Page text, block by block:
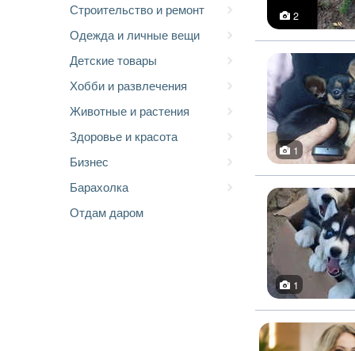
Строительство и ремонт
Одежда и личные вещи
Детские товары
Хобби и развлечения
Животные и растения
Здоровье и красота
Бизнес
Барахолка
Отдам даром
2
1
1